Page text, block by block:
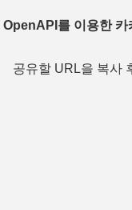
OpenAPI를 이용한 카
공유할 URL을 복사